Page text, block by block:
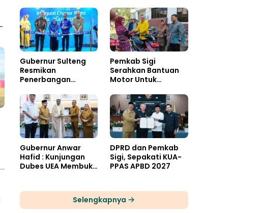
Gubernur Sulteng
Resmikan
Penerbangan
Internasional Palu-
Guangzhou
Pemkab Sigi
Serahkan Bantuan
Motor Untuk
Gubernur Anwar
Hafid : Kunjungan
Dubes UEA Membuka
DPRD dan Pemkab
Sigi, Sepakati KUA-
PPAS APBD 2027
Selengkapnya